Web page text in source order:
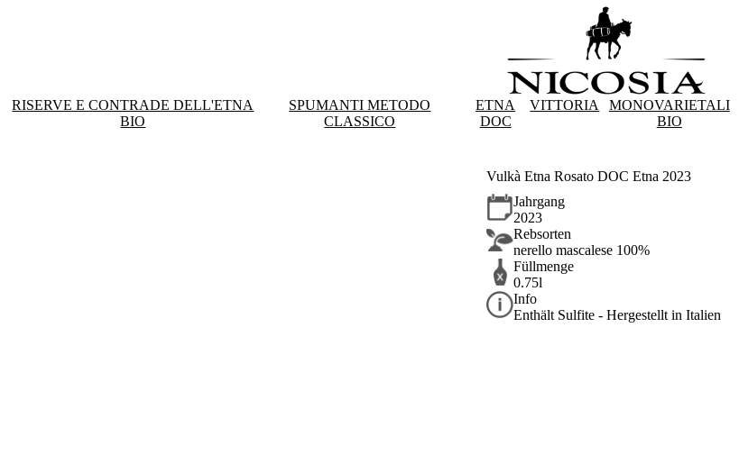
RISERVE E CONTRADE DELL'ETNA
BIO
SPUMANTI METODO
CLASSICO
ETNA
DOC
VITTORIA
MONOVARIETALI
BIO
Vulkà Etna Rosato DOC Etna 2023
Jahrgang
2023
Rebsorten
nerello mascalese 100%
Füllmenge
0.75l
Info
Enthält Sulfite - Hergestellt in Italien